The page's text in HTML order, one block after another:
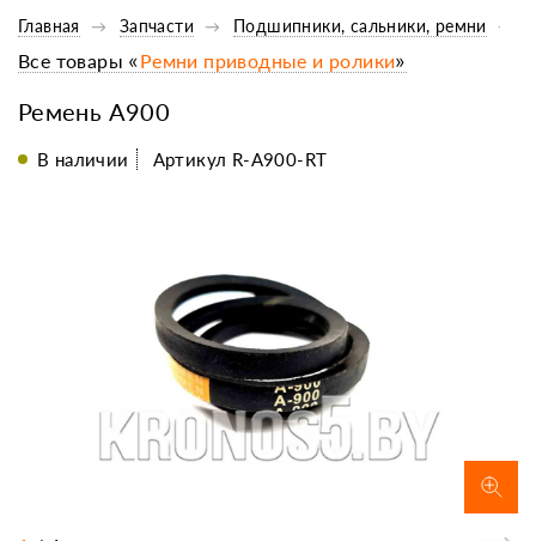
Главная Запчасти Подшипники, сальники, ремни
Ремень A900
Все товары «Ремни приводные и ролики»
В наличии Артикул R-A900-RT